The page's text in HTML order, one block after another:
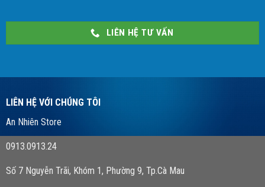
LIÊN HỆ TƯ VẤN
LIÊN HỆ VỚI CHÚNG TÔI
An Nhiên Store
0913.0913.24
Số 7 Nguyễn Trãi, Khóm 1, Phường 9, Tp.Cà Mau